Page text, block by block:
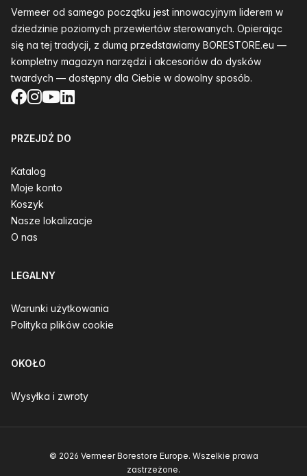
Vermeer od samego początku jest innowacyjnym liderem w
dziedzinie poziomych przewiertów sterowanych. Opierając
się na tej tradycji, z dumą przedstawiamy BORESTORE.eu —
kompletny magazyn narzędzi i akcesoriów do dysków
twardych — dostępny dla Ciebie w dowolny sposób.
Facebook
Instagram
YouTube
LinkedIn
PRZEJDŹ DO
Katalog
Moje konto
Koszyk
Nasze lokalizacje
O nas
LEGALNY
Warunki użytkowania
Polityka plików cookie
OKOŁO
Wysyłka i zwroty
© 2026 Vermeer Borestore Europe. Wszelkie prawa
zastrzeżone.